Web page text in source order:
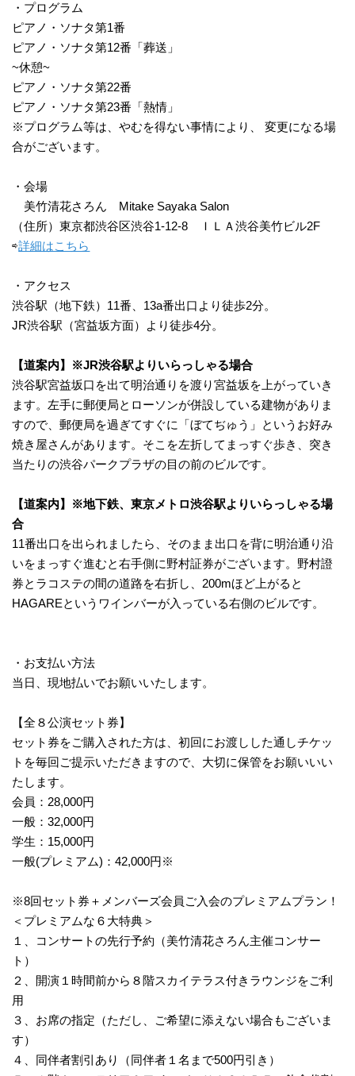
・プログラム
ピアノ・ソナタ第1番
ピアノ・ソナタ第12番「葬送」
~休憩~
ピアノ・ソナタ第22番
ピアノ・ソナタ第23番「熱情」
※プログラム等は、やむを得ない事情により、 変更になる場
合がございます。
・会場
美竹清花さろん Mitake Sayaka Salon
（住所）東京都渋谷区渋谷1-12-8 ＩＬＡ渋谷美竹ビル2F
⇨詳細はこちら
・アクセス
渋谷駅（地下鉄）11番、13a番出口より徒歩2分。
JR渋谷駅（宮益坂方面）より徒歩4分。
【道案内】※JR渋谷駅よりいらっしゃる場合
渋谷駅宮益坂口を出て明治通りを渡り宮益坂を上がっていき
ます。左手に郵便局とローソンが併設している建物がありま
すので、郵便局を過ぎてすぐに「ぼてぢゅう」というお好み
焼き屋さんがあります。そこを左折してまっすぐ歩き、突き
当たりの渋谷パークプラザの目の前のビルです。
【道案内】※地下鉄、東京メトロ渋谷駅よりいらっしゃる場
合
11番出口を出られましたら、そのまま出口を背に明治通り沿
いをまっすぐ進むと右手側に野村証券がございます。野村證
券とラコステの間の道路を右折し、200mほど上がると
HAGAREというワインバーが入っている右側のビルです。
・お支払い方法
当日、現地払いでお願いいたします。
【全８公演セット券】
セット券をご購入された方は、初回にお渡しした通しチケッ
トを毎回ご提示いただきますので、大切に保管をお願いいい
たします。
会員：28,000円
一般：32,000円
学生：15,000円
一般(プレミアム)：42,000円※
※8回セット券＋メンバーズ会員ご入会のプレミアムプラン！
＜プレミアムな６大特典＞
１、コンサートの先行予約（美竹清花さろん主催コンサー
ト）
２、開演１時間前から８階スカイテラス付きラウンジをご利
用
３、お席の指定（ただし、ご希望に添えない場合もございま
す）
４、同伴者割引あり（同伴者１名まで500円引き）